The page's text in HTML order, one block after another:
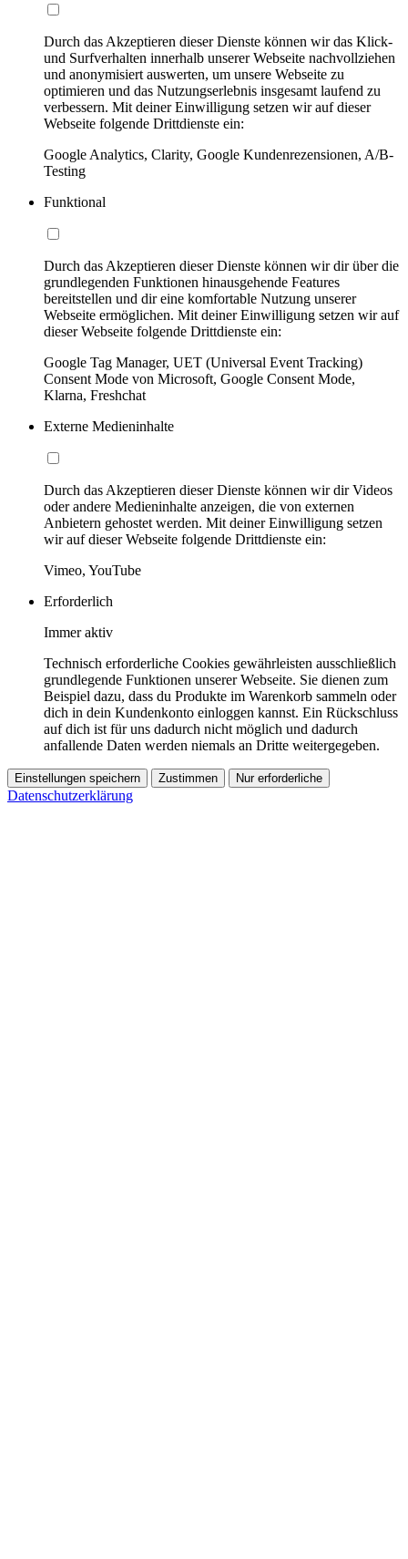
Durch das Akzeptieren dieser Dienste können wir das Klick-
und Surfverhalten innerhalb unserer Webseite nachvollziehen
und anonymisiert auswerten, um unsere Webseite zu
optimieren und das Nutzungserlebnis insgesamt laufend zu
verbessern. Mit deiner Einwilligung setzen wir auf dieser
Webseite folgende Drittdienste ein:
Google Analytics, Clarity, Google Kundenrezensionen, A/B-
Testing
Funktional
Durch das Akzeptieren dieser Dienste können wir dir über die
grundlegenden Funktionen hinausgehende Features
bereitstellen und dir eine komfortable Nutzung unserer
Webseite ermöglichen. Mit deiner Einwilligung setzen wir auf
dieser Webseite folgende Drittdienste ein:
Google Tag Manager, UET (Universal Event Tracking)
Consent Mode von Microsoft, Google Consent Mode,
Klarna, Freshchat
Externe Medieninhalte
Durch das Akzeptieren dieser Dienste können wir dir Videos
oder andere Medieninhalte anzeigen, die von externen
Anbietern gehostet werden. Mit deiner Einwilligung setzen
wir auf dieser Webseite folgende Drittdienste ein:
Vimeo, YouTube
Erforderlich
Immer aktiv
Technisch erforderliche Cookies gewährleisten ausschließlich
grundlegende Funktionen unserer Webseite. Sie dienen zum
Beispiel dazu, dass du Produkte im Warenkorb sammeln oder
dich in dein Kundenkonto einloggen kannst. Ein Rückschluss
auf dich ist für uns dadurch nicht möglich und dadurch
anfallende Daten werden niemals an Dritte weitergegeben.
Einstellungen speichern Zustimmen Nur erforderliche
Datenschutzerklärung